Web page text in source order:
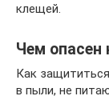
клещей.
Чем опасен
Как
в пыли, не